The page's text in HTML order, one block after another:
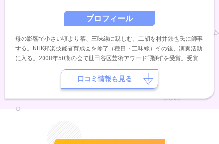
プロフィール
母の影響で小さい頃より箏、三味線に親しむ。二胡を村井鉄也氏に師事
する。NHK邦楽技能者育成会を修了（種目・三味線）その後、演奏活動
に入る。2008年50期の会で世田谷区芸術アワード“飛翔”を受賞。受賞
公演では、韓国のコムンゴ・サンジョを三味線で演奏し好評を博す。
口コミ情報も見る